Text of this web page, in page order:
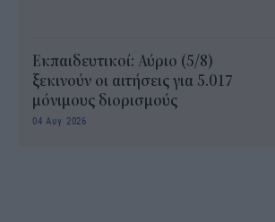
Εκπαιδευτικοί: Αύριο (5/8)
ξεκινούν οι αιτήσεις για 5.017
μόνιμους διορισμούς
04 Αυγ 2026